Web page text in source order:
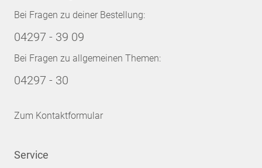
Bei Fragen zu deiner Bestellung:
04297 - 39 09
Bei Fragen zu allgemeinen Themen:
04297 - 30
Zum Kontaktformular
Service